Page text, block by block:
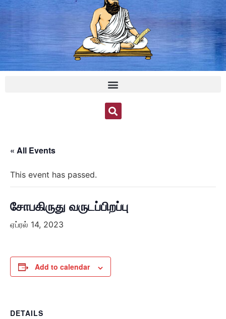
« All Events
This event has passed.
சோபகிருது வருடப்பிறப்பு
ஏப்ரல் 14, 2023
Add to calendar
DETAILS